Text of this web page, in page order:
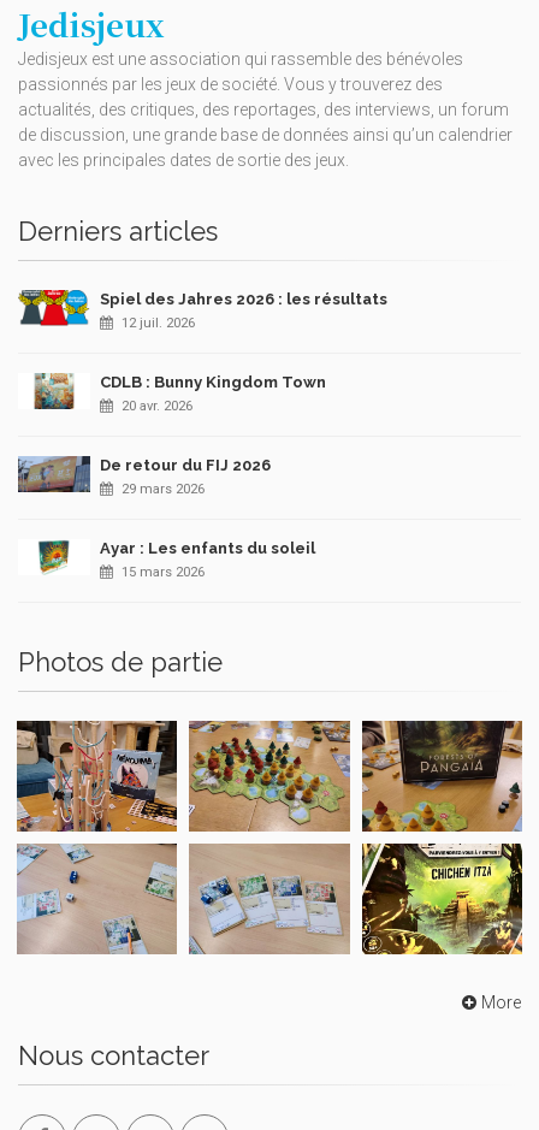
Jedisjeux
Jedisjeux est une association qui rassemble des bénévoles
passionnés par les jeux de société. Vous y trouverez des
actualités, des critiques, des reportages, des interviews, un forum
de discussion, une grande base de données ainsi qu’un calendrier
avec les principales dates de sortie des jeux.
Derniers articles
Spiel des Jahres 2026 : les résultats
12 juil. 2026
CDLB : Bunny Kingdom Town
20 avr. 2026
De retour du FIJ 2026
29 mars 2026
Ayar : Les enfants du soleil
15 mars 2026
Photos de partie
More
Nous contacter